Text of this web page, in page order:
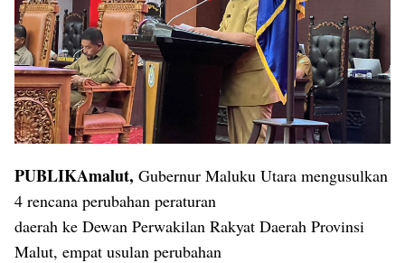
PUBLIKAmalut, Gubernur Maluku Utara mengusulkan
4 rencana perubahan peraturan
daerah ke Dewan Perwakilan Rakyat Daerah Provinsi
Malut, empat usulan perubahan